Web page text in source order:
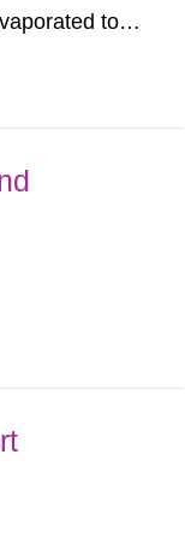
to